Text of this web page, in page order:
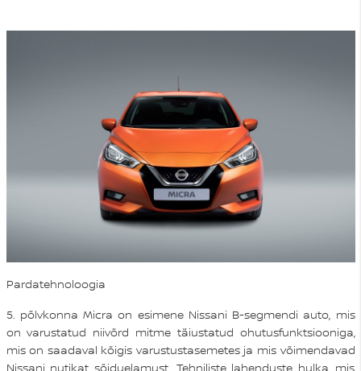
Pardatehnoloogia
5. põlvkonna Micra on esimene Nissani B-segmendi auto, mis
on varustatud niivõrd mitme täiustatud ohutusfunktsiooniga,
mis on saadaval kõigis varustustasemetes ja mis võimendavad